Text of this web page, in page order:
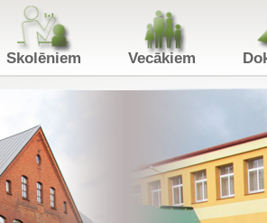
Skolēniem Vecākiem